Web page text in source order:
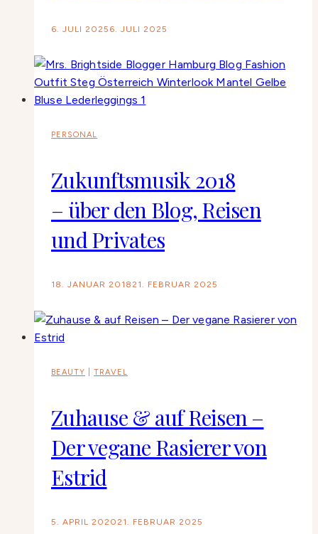
6. JULI 2025 6. JULI 2025
PERSONAL
Zukunftsmusik 2018
– über den Blog, Reisen
und Privates
18. JANUAR 2018 21. FEBRUAR 2025
BEAUTY TRAVEL
Zuhause & auf Reisen –
Der vegane Rasierer von
Estrid
5. APRIL 2020 21. FEBRUAR 2025